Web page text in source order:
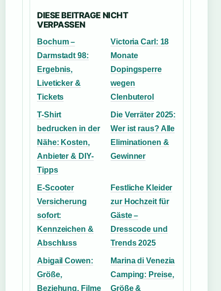
DIESE BEITRAGE NICHT
VERPASSEN
Bochum –
Darmstadt 98:
Ergebnis,
Liveticker &
Tickets
Victoria Carl: 18
Monate
Dopingsperre
wegen
Clenbuterol
T-Shirt
bedrucken in der
Nähe: Kosten,
Anbieter & DIY-
Tipps
Die Verräter 2025:
Wer ist raus? Alle
Eliminationen &
Gewinner
E-Scooter
Versicherung
sofort:
Kennzeichen &
Abschluss
Festliche Kleider
zur Hochzeit für
Gäste –
Dresscode und
Trends 2025
Abigail Cowen:
Größe,
Beziehung, Filme
Marina di Venezia
Camping: Preise,
Größe &